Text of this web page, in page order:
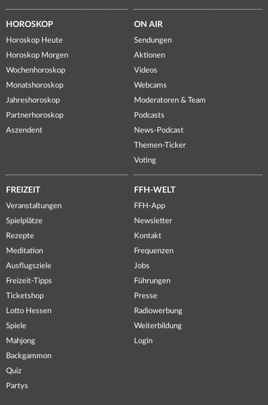
HOROSKOP
Horoskop Heute
Horoskop Morgen
Wochenhoroskop
Monatshoroskop
Jahreshoroskop
Partnerhoroskop
Aszendent
ON AIR
Sendungen
Aktionen
Videos
Webcams
Moderatoren & Team
Podcasts
News-Podcast
Themen-Ticker
Voting
FREIZEIT
Veranstaltungen
Spielplätze
Rezepte
Meditation
Ausflugsziele
Freizeit-Tipps
Ticketshop
Lotto Hessen
Spiele
Mahjong
Backgammon
Quiz
Partys
FFH-WELT
FFH-App
Newsletter
Kontakt
Frequenzen
Jobs
Führungen
Presse
Radiowerbung
Weiterbildung
Login